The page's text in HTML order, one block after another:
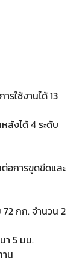
รใช้งานได้ 13
หลังได้ 4 ระดับ
อการขูดขีดและ
กก. จำนวน 2
า 5 มม.
น